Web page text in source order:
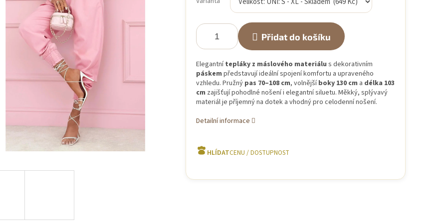
Přidat do košíku
Elegantnítepláky z máslového materiálu s dekorativním
páskem představují ideální spojení komfortu a upraveného
vzhledu. Pružný pas 70–108 cm, volnějšíboky 130 cm a délka 103
cm zajišťují pohodlné nošení i elegantní siluetu. Měkký, splývavý
materiál je příjemný na dotek a vhodný pro celodenní nošení.
Detailní informace
HLÍDAT